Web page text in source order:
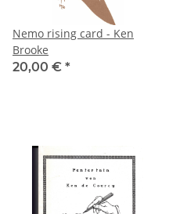
Nemo rising card - Ken
Brooke
20,00 € *